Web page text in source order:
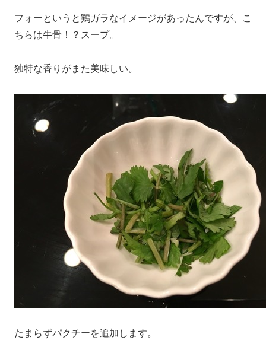
フォーというと鶏ガラなイメージがあったんですが、こ
ちらは牛骨！？スープ。
独特な香りがまた美味しい。
たまらずパクチーを追加します。